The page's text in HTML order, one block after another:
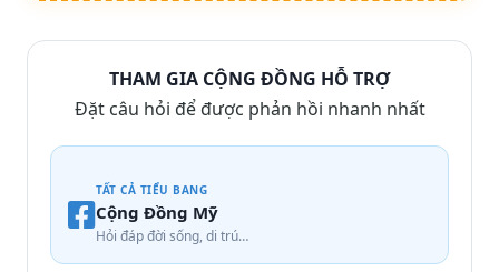
THAM GIA CỘNG ĐỒNG HỖ TRỢ
Đặt câu hỏi để được phản hồi nhanh nhất
TẤT CẢ TIỂU BANG
Cộng Đồng Mỹ
Hỏi đáp đời sống, di trú…